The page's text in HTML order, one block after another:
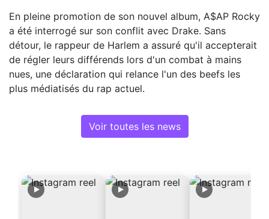
En pleine promotion de son nouvel album, A$AP Rocky
a été interrogé sur son conflit avec Drake. Sans
détour, le rappeur de Harlem a assuré qu'il accepterait
de régler leurs différends lors d'un combat à mains
nues, une déclaration qui relance l'un des beefs les
plus médiatisés du rap actuel.
Voir toutes les news